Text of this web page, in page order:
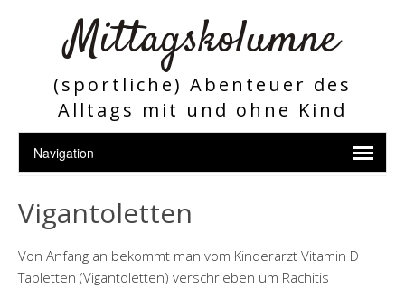
Mittagskolumne
(sportliche) Abenteuer des
Alltags mit und ohne Kind
Vigantoletten
Von Anfang an bekommt man vom Kinderarzt Vitamin D
Tabletten (Vigantoletten) verschrieben um Rachitis